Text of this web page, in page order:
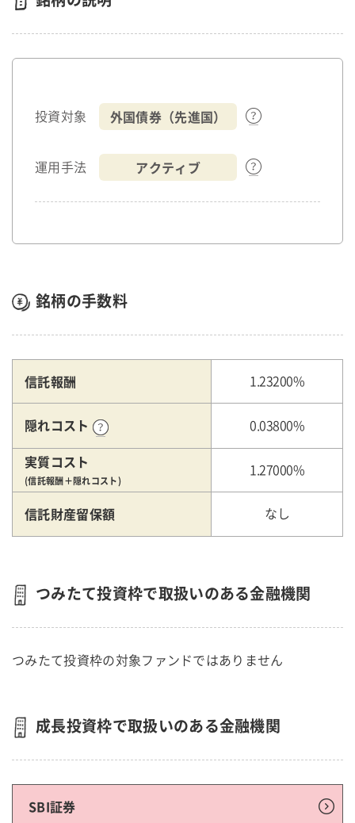
投資対象 外国債券（先進国）
運用手法 アクティブ
銘柄の手数料
信託報酬 1.23200%
隠れコスト 0.03800%
実質コスト
(信託報酬＋隠れコスト)
1.27000%
信託財産留保額 なし
つみたて投資枠で取扱いのある金融機関
つみたて投資枠の対象ファンドではありません
成長投資枠で取扱いのある金融機関
SBI証券